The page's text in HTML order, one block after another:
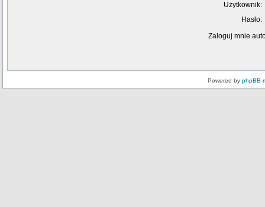
Użytkownik:
Hasło:
Zaloguj mnie
Powered by phpBB